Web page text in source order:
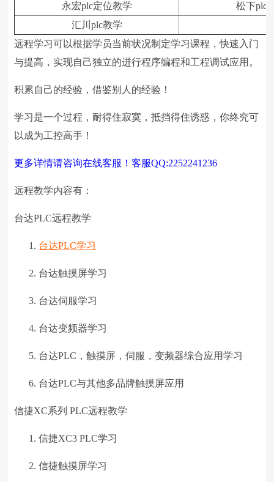
永宏plc定位教学
松下plc
汇川plc教学
远程学习可以根据学员当前状况制定学习课程，快速入门
与提高，实现自己独立的进行程序编程和工程调试应用。
积累自己的经验，借鉴别人的经验！
学习是一个过程，耐得住寂寞，抵挡得住诱惑，你终究可
以成为工控高手！
更多详情请咨询在线客服！客服QQ:2252241236
远程教学内容有：
台达PLC远程教学
台达PLC学习
台达触摸屏学习
台达伺服学习
台达变频器学习
台达PLC，触摸屏，伺服，变频器综合应用学习
台达PLC与其他多品牌触摸屏应用
信捷XC系列 PLC远程教学
信捷XC3 PLC学习
信捷触摸屏学习